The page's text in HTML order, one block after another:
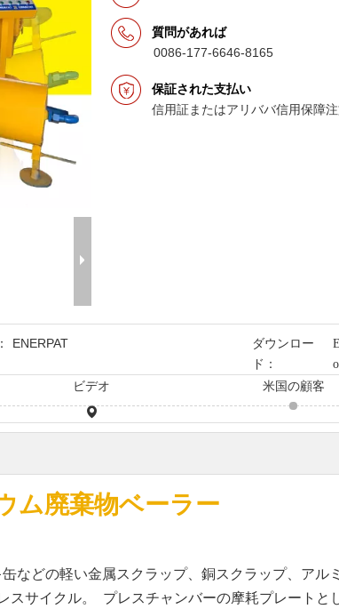
質問があれば
0086-177-6646-8165
保証された支払い
信用証またはアリババ信用保障
ENERPAT
ダウンロー
ド：
ビデオ 米国の顧客
ム廃棄物ベーラー
などの軽い金属スクラップ、銅スクラップ、アル
サイクル。 プレスチャンバーの摩耗プレートと